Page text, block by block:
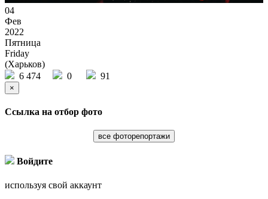
04
Фев
2022
Пятница
Friday
(Харьков)
6 474
0 91
×
Ссылка на отбор фото
все фоторепортажи
Войдите
используя свой аккаунт